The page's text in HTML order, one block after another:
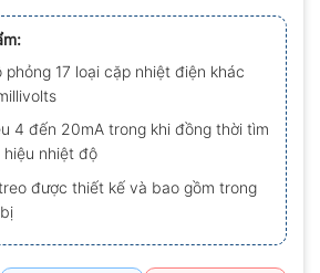
17 loại cặp nhiệt điện khác
4 đến 20mA trong khi đồng thời tìm
hiệu nhiệt độ
được thiết kế và bao gồm trong